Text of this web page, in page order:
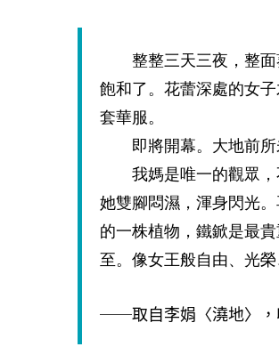
整整三天三夜，整面
飽和了。花蕾深處的女
套華服。
即將開幕。大地前所
我媽是唯一的觀眾，
她雙腳悶濕，渾身閃光
的一株植物，鐵鍁是最
至。像女王般自由、光榮
──取自李娟〈澆地〉，